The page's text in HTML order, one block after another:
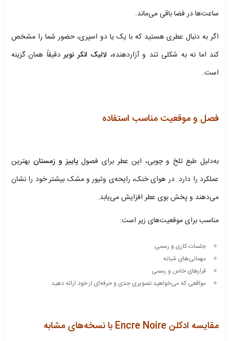
ساعت‌ها در فضا باقی می‌ماند.
اگر به دنبال عطری هستید که با یک یا دو اسپری، حضور شما را مشخص
کند اما نه به شکلی تند و آزاردهنده، لالیک انکر نویردقیقاً همان گزینه
است.
فصل و موقعیت مناسب استفاده
به‌دلیل طبع تلخ و چوبی، این عطر برای فصولپاییز و زمستان بهترین
عملکرد را دارد. در هوای خنک، رایحه‌ی وتیور و مشک بیشتر خود را نشان
می‌دهند و پخش بوی عطر افزایش می‌یابد.
مناسب برای موقعیت‌های زیر است:
جلسات کاری و رسمی
مهمانی‌های شبانه
قرارهای خاص و رسمی
مواقعی که می‌خواهید تصویری جدی و حرفه‌ای از خود ارائه دهید
مقایسه ادکلن Encre Noire با نسخه‌های مشابه